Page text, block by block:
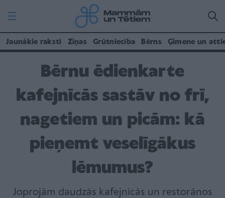
Jaunākie raksti Ziņas Grūtniecība Bērns Ģimene un
Bērnu ēdienkarte
kafejnīcās sastāv no frī,
nagetiem un picām: kā
pieņemt veselīgākus
lēmumus?
Joprojām daudzās kafejnīcās un restorānos